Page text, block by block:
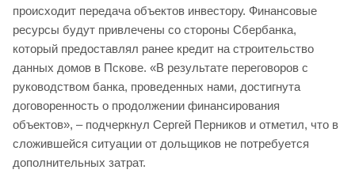
происходит передача объектов инвестору. Финансовые
ресурсы будут привлечены со стороны Сбербанка,
который предоставлял ранее кредит на строительство
данных домов в Пскове. «В результате переговоров с
руководством банка, проведенных нами, достигнута
договоренность о продолжении финансирования
объектов», – подчеркнул Сергей Перников и отметил, что в
сложившейся ситуации от дольщиков не потребуется
дополнительных затрат.